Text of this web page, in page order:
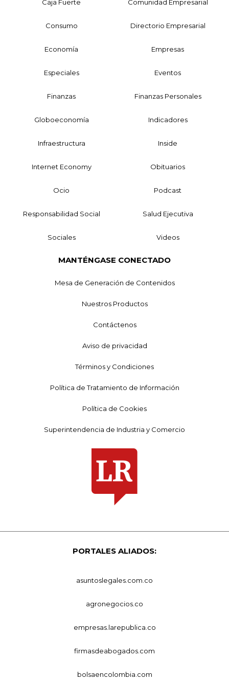
Caja Fuerte Comunidad Empresarial
Consumo Directorio Empresarial
Economía Empresas
Especiales Eventos
Finanzas Finanzas Personales
Globoeconomía Indicadores
Infraestructura Inside
Internet Economy Obituarios
Ocio Podcast
Responsabilidad Social Salud Ejecutiva
Sociales Videos
MANTÉNGASE CONECTADO
Mesa de Generación de Contenidos
Nuestros Productos
Contáctenos
Aviso de privacidad
Términos y Condiciones
Política de Tratamiento de Información
Política de Cookies
Superintendencia de Industria y Comercio
PORTALES ALIADOS:
asuntoslegales.com.co
agronegocios.co
empresas.larepublica.co
firmasdeabogados.com
bolsaencolombia.com